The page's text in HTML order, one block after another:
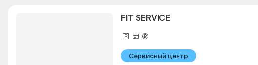
FIT SERVICE
Сервисный центр